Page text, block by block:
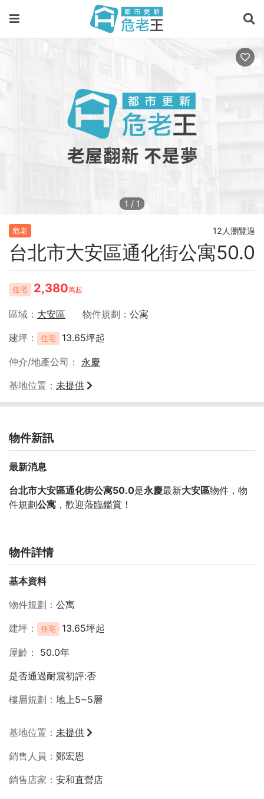
1 / 1
危老 12人瀏覽過
台北市大安區通化街公寓50.0
住宅 2,380萬起
區域 大安區 物件規劃
公寓
建坪
住宅 13.65坪起
仲介/地產公司
永慶
基地位置
未提供
物件新訊
最新消息
台北市大安區通化街公寓50.0是永慶最新大安區物件，物
件規劃公寓 ，歡迎蒞臨鑑賞！
物件詳情
基本資料
物件規劃
公寓
建坪
住宅 13.65坪起
屋齡
50.0年
是否通過耐震初評:否
樓層規劃
地上5~5層
基地位置
未提供
銷售人員
鄭宏恩
銷售店家
安和直營店